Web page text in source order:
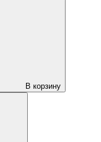
В корзину